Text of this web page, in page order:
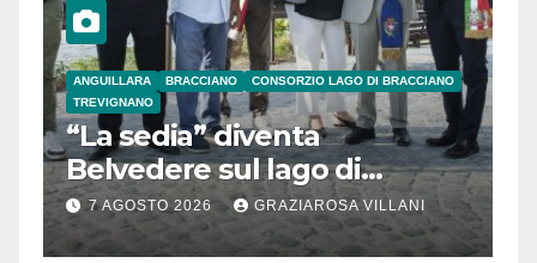
ANGUILLARA BRACCIANO
CONSORZIO LAGO DI BRACCIANO
TREVIGNANO
“La sedia” diventa
Belvedere sul lago di
Bracciano: ieri
l’inaugurazione
7 AGOSTO 2026 GRAZIAROSA VILLANI